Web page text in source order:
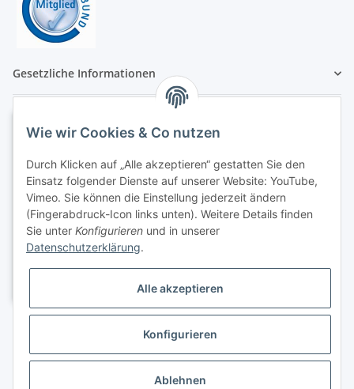
Gesetzliche Informationen
* Alle Preise inkl. gesetzlicher USt., zzgl.Versand
Wie wir Cookies & Co nutzen
Durch Klicken auf „Alle akzeptieren“ gestatten Sie den
Einsatz folgender Dienste auf unserer Website: YouTube,
Vimeo. Sie können die Einstellung jederzeit ändern
(Fingerabdruck-Icon links unten). Weitere Details finden
Sie unter Konfigurieren und in unserer
Datenschutzerklärung.
Alle akzeptieren
Konfigurieren
Ablehnen